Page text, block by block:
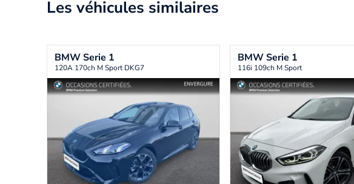
Les véhicules similaires
BMWSerie 1
120A 170ch M Sport DKG7
BMWSerie 1
116i 109ch M Sport